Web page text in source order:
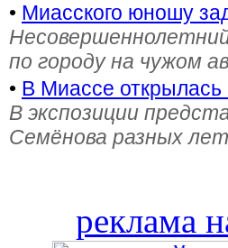
• Миасского юношу
по городу на чужом
• В Миассе
В экспозиции
Семёнова разных
реклама